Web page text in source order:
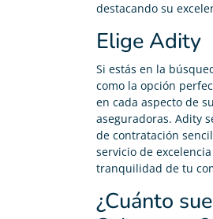
destacando su
Elige Adity
Si estás en la
como la opción
en cada aspecto de
aseguradoras. Adity
de contratación
servicio de
tranquilidad de tu
¿Cuánto
Administración de

Fácil de usar y cualquier
responde al momento y muy